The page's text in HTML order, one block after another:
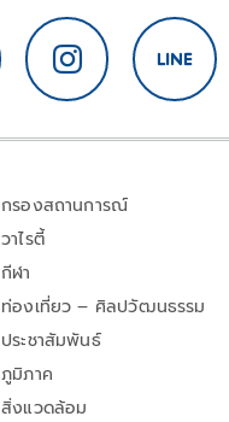
กรองสถานการณ์
วาไรตี้
กีฬา
ท่องเที่ยว – ศิลปวัฒนธรรม
ประชาสัมพันธ์
ภูมิภาค
สิ่งแวดล้อม